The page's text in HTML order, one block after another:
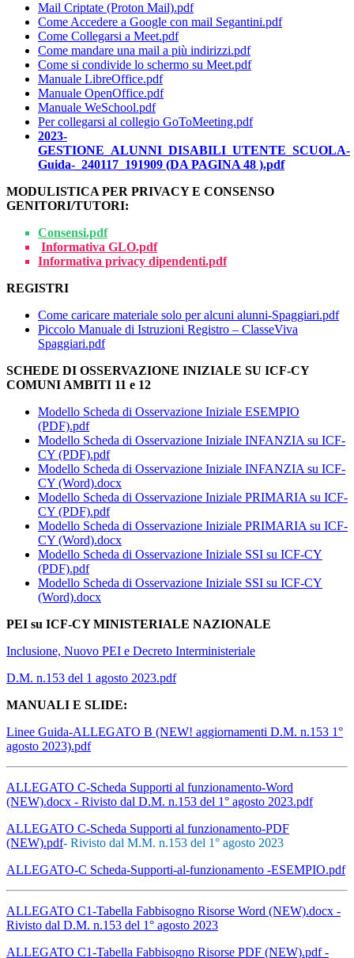
Mail Criptate (Proton Mail).pdf
Come Accedere a Google con mail Segantini.pdf
Come Collegarsi a Meet.pdf
Come mandare una mail a più indirizzi.pdf
Come si condivide lo schermo su Meet.pdf
Manuale LibreOffice.pdf
Manuale OpenOffice.pdf
Manuale WeSchool.pdf
Per collegarsi al collegio GoToMeeting.pdf
2023-
GESTIONE_ALUNNI_DISABILI_UTENTE_SCUOLA-
Guida-_240117_191909 (DA PAGINA 48 ).pdf
MODULISTICA PER PRIVACY E CONSENSO
GENITORI/TUTORI:
Consensi.pdf
Informativa GLO.pdf
Informativa privacy dipendenti.pdf
REGISTRI
Come caricare materiale solo per alcuni alunni-Spaggiari.pdf
Piccolo Manuale di Istruzioni Registro – ClasseViva
Spaggiari.pdf
SCHEDE DI OSSERVAZIONE INIZIALE SU ICF-CY
COMUNI AMBITI 11 e 12
Modello Scheda di Osservazione Iniziale ESEMPIO
(PDF).pdf
Modello Scheda di Osservazione Iniziale INFANZIA su ICF-
CY (PDF).pdf
Modello Scheda di Osservazione Iniziale INFANZIA su ICF-
CY (Word).docx
Modello Scheda di Osservazione Iniziale PRIMARIA su ICF-
CY (PDF).pdf
Modello Scheda di Osservazione Iniziale PRIMARIA su ICF-
CY (Word).docx
Modello Scheda di Osservazione Iniziale SSI su ICF-CY
(PDF).pdf
Modello Scheda di Osservazione Iniziale SSI su ICF-CY
(Word).docx
PEI su ICF-CY MINISTERIALE NAZIONALE
Inclusione, Nuovo PEI e Decreto Interministeriale
D.M. n.153 del 1 agosto 2023.pdf
MANUALI E SLIDE:
Linee Guida-ALLEGATO B (NEW! aggiornamenti D.M. n.153 1°
agosto 2023).pdf
ALLEGATO C-Scheda Supporti al funzionamento-Word
(NEW).docx - Rivisto dal D.M. n.153 del 1° agosto 2023.pdf
ALLEGATO C-Scheda Supporti al funzionamento-PDF
(NEW).pdf- Rivisto dal M.M. n.153 del 1° agosto 2023
ALLEGATO-C Scheda-Supporti-al-funzionamento -ESEMPIO.pdf
ALLEGATO C1-Tabella Fabbisogno Risorse Word (NEW).docx -
Rivisto dal D.M. n.153 del 1° agosto 2023
ALLEGATO C1-Tabella Fabbisogno Risorse PDF (NEW).pdf -